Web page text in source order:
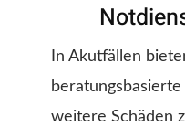
In Akutfällen
weitere Schäden